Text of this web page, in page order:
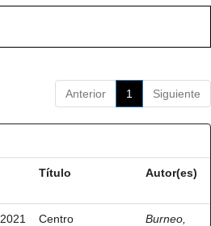
Anterior 1 Siguiente
Título Autor(es)
2021
Centro
Burneo,